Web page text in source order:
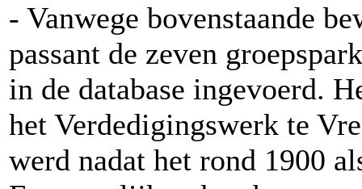
- Vanwege bovenstaande
passant de zeven
in de database ingevoerd.
het Verdedigingswerk te
werd nadat het rond 1900